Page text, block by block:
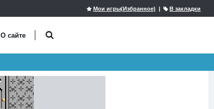
Мои игры(Избранное) | В закладки
О сайте